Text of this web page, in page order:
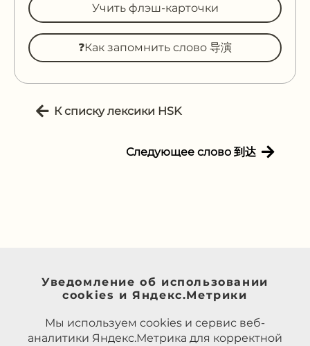
Учить флэш-карточки
❓Как запомнить слово 导演
К списку лексики HSK
Следующее слово 到达
Уведомление об использовании
cookies и Яндекс.Метрики
Мы используем cookies и сервис веб-
аналитики Яндекс.Метрика для корректной